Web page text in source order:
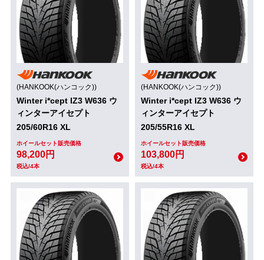
(HANKOOK(ハンコック))
Winter i*cept IZ3 W636 ウ
ィンターアイセプト
205/60R16 XL
ホイールセット販売価格
98,200円
税込/4本
(HANKOOK(ハンコック))
Winter i*cept IZ3 W636 ウ
ィンターアイセプト
205/55R16 XL
ホイールセット販売価格
103,800円
税込/4本